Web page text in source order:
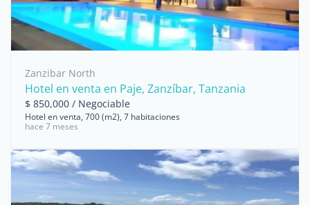
Zanzibar North
Hotel en venta en Paje, Zanzíbar, Tanzania
$ 850,000 / Negociable
Hotel en venta, 700 (m2), 7 habitaciones
hace 7 meses